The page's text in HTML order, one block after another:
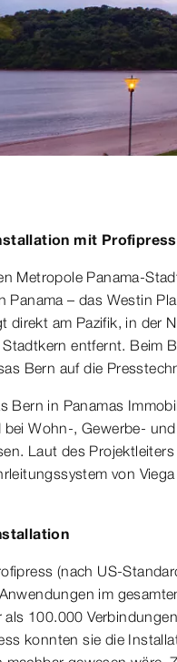
mit Profipress
Metropole Panama-
Panama – das Westin
direkt am Pazifik, in der
entfernt. Beim
Bern auf die
Bern in Panamas
Wohn-, Gewerbe-
Laut des
von
(nach US-
im
100.000
konnten sie die